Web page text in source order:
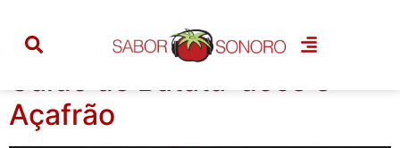
Tag: sopa
Caldo de Batata-doce e
Açafrão